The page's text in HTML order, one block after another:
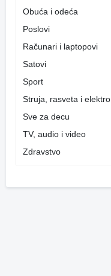
Obuća i odeća
Poslovi
Računari i laptopovi
Satovi
Sport
Struja, rasveta i
Sve za decu
TV, audio i video
Zdravstvo